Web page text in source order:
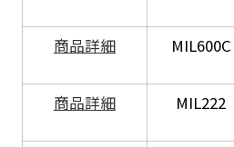
商品詳細
MIL600C
商品詳細
MIL222